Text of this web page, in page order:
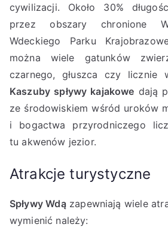
cywilizacji. Około 30%
przez obszary chronione
Wdeckiego Parku
można wiele gatunków
czarnego, głuszca czy licznie
Kaszuby spływy kajakowe dają
ze środowiskiem wśród uroków
i bogactwa przyrodniczego
tu akwenów jezior.
Atrakcje turystyczne
Spływy Wdązapewniają wiele
wymienić należy: